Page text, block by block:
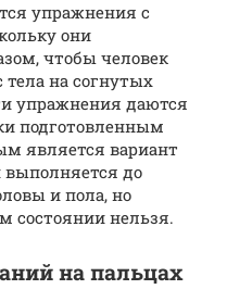
упражнения с
они
чтобы человек
на согнутых
упражнения даются
подготовленным
является вариант
до
и пола, но
состоянии нельзя.
на пальцах